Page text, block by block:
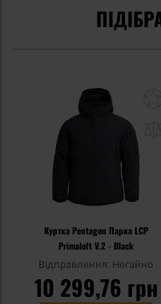
Куртка Pentagon Парка LCP
Primaloft V.2 - Black
Відправлення: Негайно
10 299,76 грн